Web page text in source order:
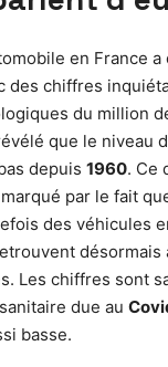
en France
des chiffres
du million
que le niveau
depuis 1960. Ce
par le fait
des véhicules
désormais
Les chiffres sont
due au
basse.